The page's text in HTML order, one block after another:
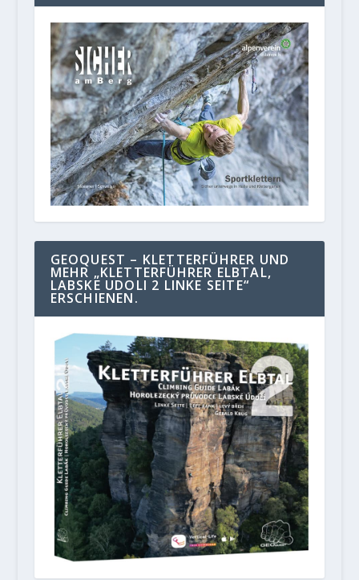
GEOQUEST – KLETTERFÜHRER UND
MEHR „KLETTERFÜHRER ELBTAL,
LABSKE UDOLI 2 LINKE SEITE“
ERSCHIENEN.